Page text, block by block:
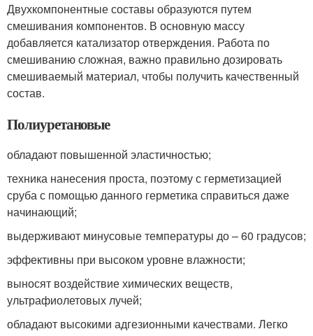
Двухкомпонентные составы образуются путем
смешивания компонентов. В основную массу
добавляется катализатор отверждения. Работа по
смешиванию сложная, важно правильно дозировать
смешиваемый материал, чтобы получить качественный
состав.
Полиуретановые
обладают повышенной эластичностью;
техника нанесения проста, поэтому с герметизацией
сруба с помощью данного герметика справиться даже
начинающий;
выдерживают минусовые температуры до – 60 градусов;
эффективны при высоком уровне влажности;
выносят воздействие химических веществ,
ультрафиолетовых лучей;
обладают высокими адгезионными качествами. Легко